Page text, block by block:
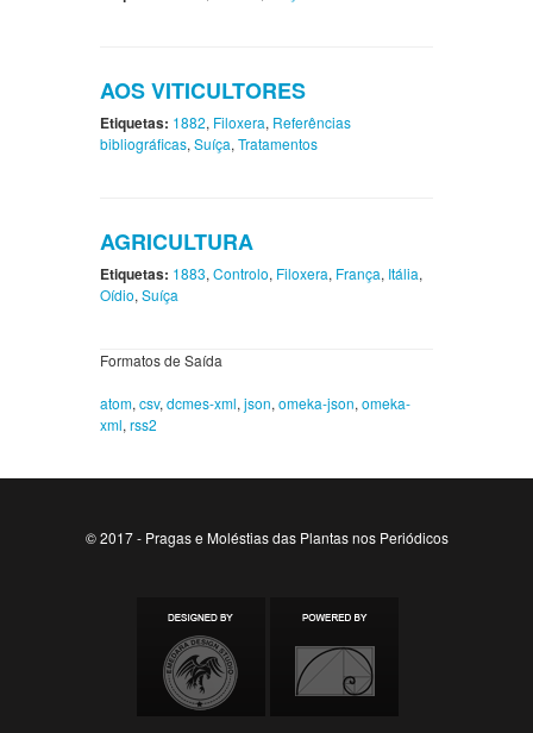
AOS VITICULTORES
Etiquetas: 1882, Filoxera, Referências
bibliográficas, Suíça, Tratamentos
AGRICULTURA
Etiquetas: 1883, Controlo, Filoxera, França, Itália,
Oídio, Suíça
Formatos de Saída
atom, csv, dcmes-xml, json, omeka-json, omeka-
xml, rss2
© 2017 - Pragas e Moléstias das Plantas nos Periódicos